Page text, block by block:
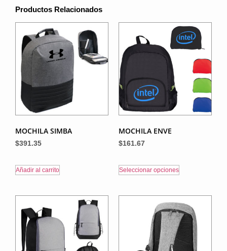
Productos Relacionados
MOCHILA SIMBA
$391.35
Añadir al carrito
MOCHILA ENVE
$161.67
Seleccionar opciones